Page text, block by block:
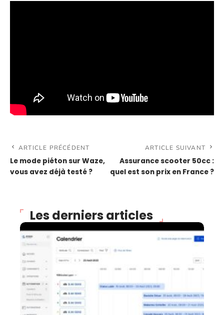
ARTICLE PRÉCÉDENT
Le mode piéton sur Waze,
vous avez déjà testé ?
ARTICLE SUIVANT
Assurance scooter 50cc :
quel est son prix en France ?
Les derniers articles